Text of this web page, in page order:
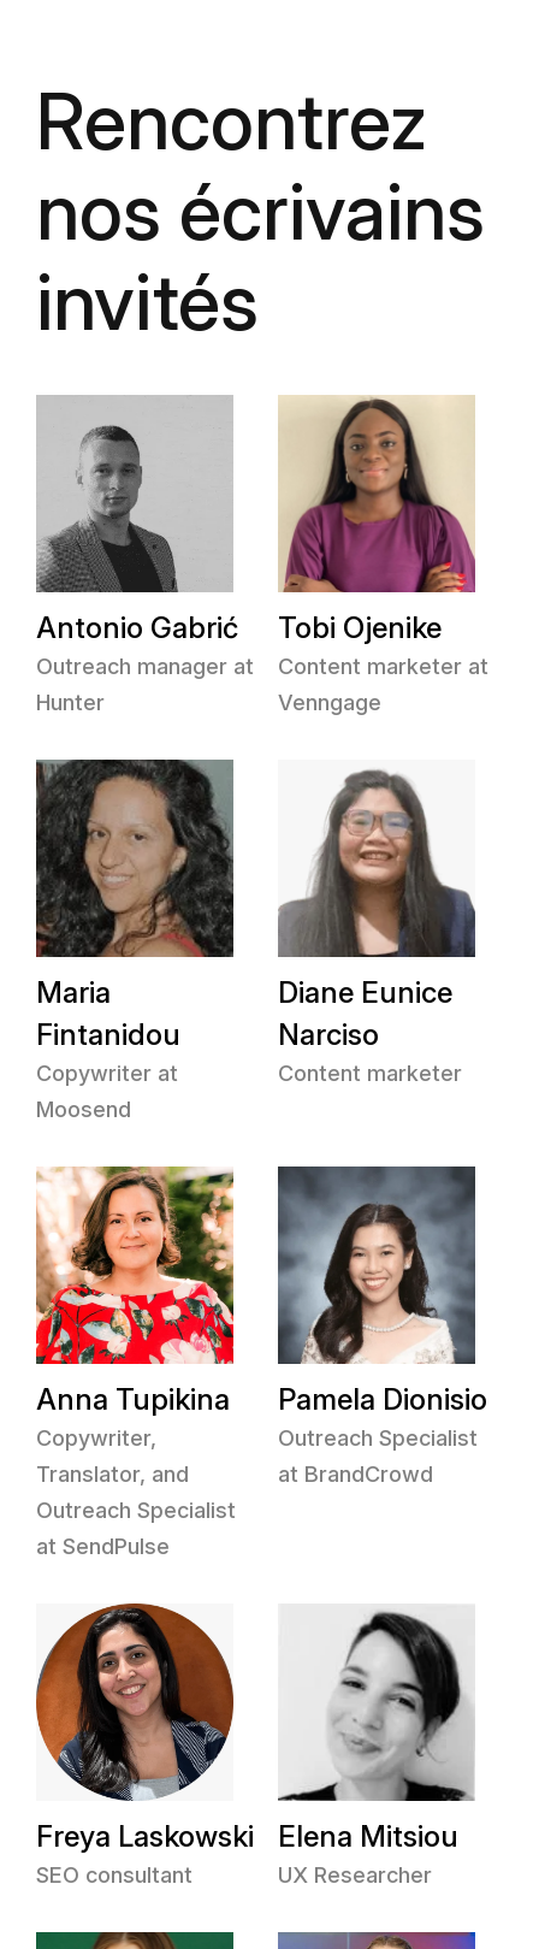
Rencontrez
nos écrivains
invités
Antonio Gabrić
Outreach manager at
Hunter
Tobi Ojenike
Content marketer at
Venngage
Maria
Fintanidou
Copywriter at
Moosend
Diane Eunice
Narciso
Content marketer
Anna Tupikina
Copywriter,
Translator, and
Outreach Specialist
at SendPulse
Pamela Dionisio
Outreach Specialist
at BrandCrowd
Freya Laskowski
SEO consultant
Elena Mitsiou
UX Researcher